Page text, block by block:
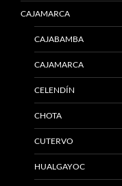
CAJAMARCA
CAJABAMBA
CAJAMARCA
CELENDÍN
CHOTA
CUTERVO
HUALGAYOC